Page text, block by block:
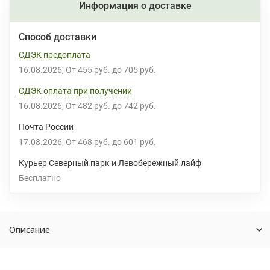
Информация о доставке
Способ доставки
СДЭК предоплата
16.08.2026 От 455 руб. до 705 руб.
СДЭК оплата при получении
16.08.2026 От 482 руб. до 742 руб.
Почта России
17.08.2026 От 468 руб. до 601 руб.
Курьер Северный парк и Левобережный лайф
Бесплатно
Описание